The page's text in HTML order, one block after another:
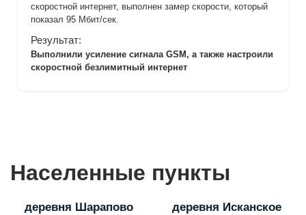
скоростной интернет, выполнен замер скорости, который
показал 95 Мбит/сек.
Результат:
Выполнили усиление сигнала GSM, а также настроили
скоростной безлимитный интернет
Населенные пункты
деревня Шарапово
деревня Исканское